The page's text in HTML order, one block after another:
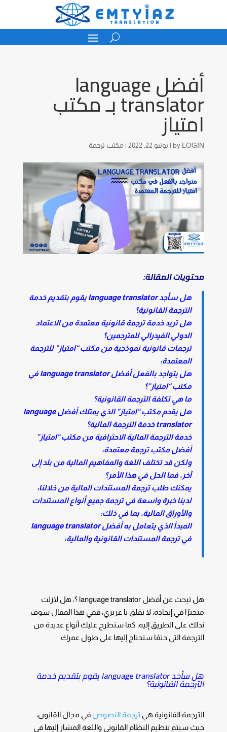
أفضل language
translator بـ مكتب
امتياز
by LOGIN
| يونيو 22, 2022 | مكتب ترجمة
محتويات المقالة:
هل سأجد language translator يقوم بتقديم خدمة
الترجمة القانونية؟
هل تريد خدمة ترجمة قانونية معتمدة من الاعتماد
الدولي الفيدرالي للمترجمين؟
ترجمات قانونية نموذجية من مكتب “امتياز” للترجمة
المعتمدة:
هل يتواجد بالفعل أفضل language translator في
مكتب “امتياز”؟
ما هي تكلفة الترجمة القانونية؟
هل يقدم مكتب “امتياز” الذي يمتلك أفضل language
translator خدمة الترجمة المالية؟
خدمة الترجمة المالية الاحترافية من مكتب “امتياز”
أفضل مكتب ترجمة معتمدة:
ولكن قد تختلف اللغة والمفاهيم المالية من بلد إلى
آخر، فما الحل في هذا الأمر؟
يمكنك طلب ترجمة المستندات المالية من خلالنا:
لدينا خبرة واسعة في ترجمة جميع أنواع المستندات
والأوراق المالية، بما في ذلك:
المبدأ الذي يتعامل به أفضل language translator
في ترجمة المستندات القانونية والمالية:
هل تبحث عن أفضل language translator ؟، هل لازلت
متحيرًا في إيجاده، لا تقلق يا عزيزي، ففي هذا المقال سوف
ندلك على الطريق إليه، كما سنطرح عليك أنواع عديدة من
الترجمة التي حتمًا ستحتاج إليها على طول عمرك.
هل سأجد language translator يقوم بتقديم خدمة
الترجمة القانونية؟
الترجمة القانونية هي ترجمة النصوص في مجال القانون،
حيث سيتم تنظيم النظام القانوني واللغة المشار إليها في